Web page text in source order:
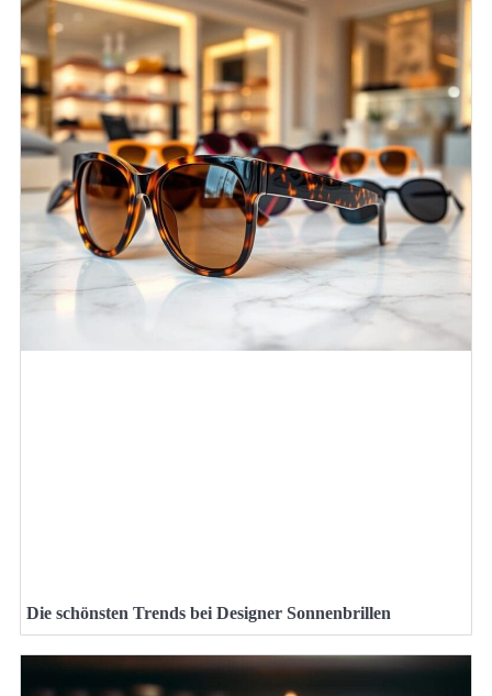
Die schönsten Trends bei Designer Sonnenbrillen